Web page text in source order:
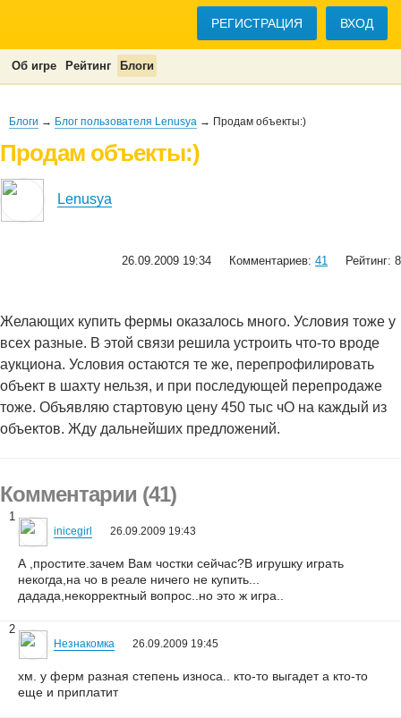
РЕГИСТРАЦИЯ ВХОД
Об игре Рейтинг Блоги
Блоги → Блог пользователя Lenusya → Продам объекты:)
Продам объекты:)
Lenusya
26.09.2009 19:34 Комментариев: 41 Рейтинг: 8
Желающих купить фермы оказалось много. Условия тоже у
всех разные. В этой связи решила устроить что-то вроде
аукциона. Условия остаются те же, перепрофилировать
объект в шахту нельзя, и при последующей перепродаже
тоже. Объявляю стартовую цену 450 тыс чО на каждый из
объектов. Жду дальнейших предложений.
Комментарии (41)
1
inicegirl 26.09.2009 19:43
А ,простите.зачем Вам чостки сейчас?В игрушку играть
некогда,на чо в реале ничего не купить...
дадада,некорректный вопрос..но это ж игра..
2
Незнакомка 26.09.2009 19:45
хм. у ферм разная степень износа.. кто-то выгадет а кто-то
еще и приплатит